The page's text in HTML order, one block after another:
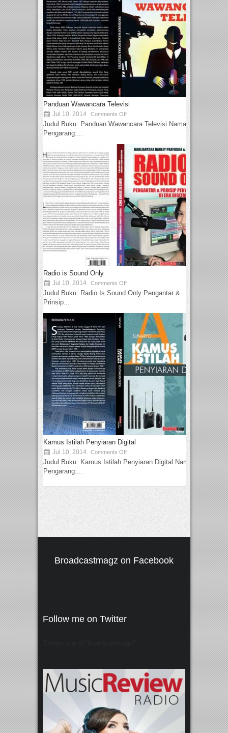
Panduan Wawancara Televisi
Jul 10, 2014 Comments Off
Judul Buku: Panduan Wawancara Televisi Nama
Pengarang:...
Radio is Sound Only
Jul 10, 2014 Comments Off
Judul Buku: Radio Is Sound Only Pengantar &
Prinsip...
Kamus Istilah Penyiaran Digital
Jul 10, 2014 Comments Off
Judul Buku: Kamus Istilah Penyiaran Digital Nama
Pengarang:...
Broadcastmagz on Facebook
Follow me on Twitter